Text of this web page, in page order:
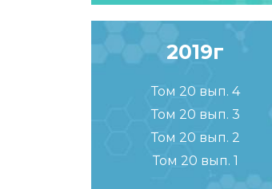
2019г
Том 20 вып. 4
Том 20 вып. 3
Том 20 вып. 2
Том 20 вып. 1